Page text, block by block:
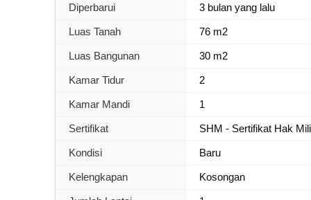
Diperbarui 3 bulan yang lalu
Luas Tanah 76 m2
Luas Bangunan 30 m2
Kamar Tidur 2
Kamar Mandi 1
Sertifikat SHM - Sertifikat Hak
Kondisi Baru
Kelengkapan Kosongan